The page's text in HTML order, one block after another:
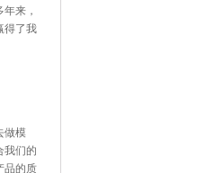
来，
得了我
做模
我们的
品的质